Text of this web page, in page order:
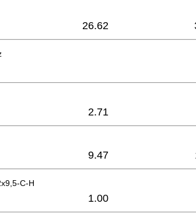
26.62
2.71
9.47
C-H
1.00